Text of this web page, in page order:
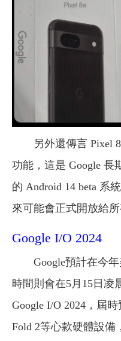
另外還傳言 Pixel
功能，這是 Google 長
的 Android 14 beta 系
來可能會正式開放給所
Google I/O 2024
Google預計在今
時間則會在5月15日凌
Google I/O 2024，屆
Fold 2等心款硬體設備